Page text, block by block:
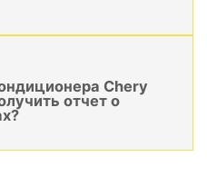
Chery
отчет о